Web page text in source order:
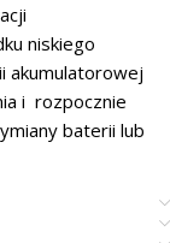
niskiego
akumulatorowej
i rozpocznie
baterii lub